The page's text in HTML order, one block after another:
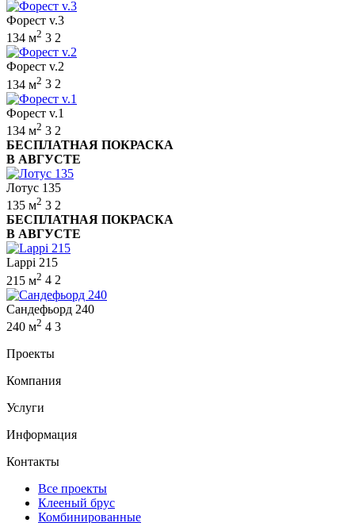
Форест v.3
134 м2 3 2
Форест v.2
134 м2 3 2
Форест v.1
134 м2 3 2
БЕСПЛАТНАЯ ПОКРАСКА
В АВГУСТЕ
Лотус 135
135 м2 3 2
БЕСПЛАТНАЯ ПОКРАСКА
В АВГУСТЕ
Lappi 215
215 м2 4 2
Сандефьорд 240
240 м2 4 3
Проекты
Компания
Услуги
Информация
Контакты
Все проекты
Клееный брус
Комбинированные